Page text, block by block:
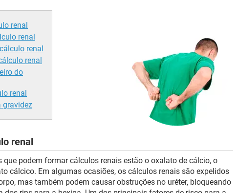
renal
renal
renal
renal
do
renal
gravidez
renal
que podem formar cálculos renais estão o oxalato de cálcio, o
cálcico. Em algumas ocasiões, os cálculos renais são expelidos
mas também podem causar obstruções no uréter, bloqueando